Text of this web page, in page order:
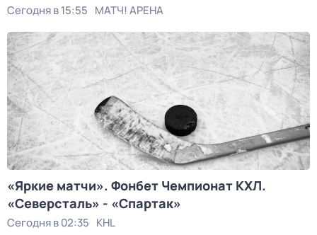
Сегодня в 15:55 МАТЧ! АРЕНА
«Яркие матчи». Фонбет Чемпионат КХЛ.
«Северсталь» - «Спартак»
Сегодня в 02:35 KHL